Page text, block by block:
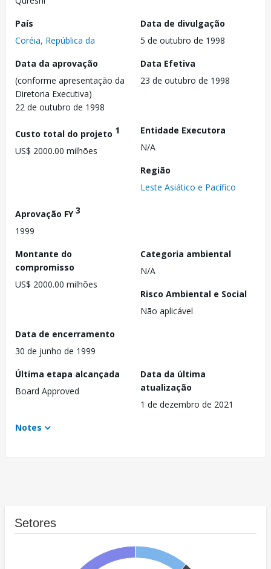
País
Coréia, República da
Data de divulgação
5 de outubro de 1998
Data da aprovação
(conforme apresentação da
Diretoria Executiva)
22 de outubro de 1998
Data Efetiva
23 de outubro de 1998
Custo total do projeto 1
US$ 2000.00 milhões
Entidade Executora
N/A
Região
Leste Asiático e Pacífico
Aprovação FY3
1999
Montante do
compromisso
US$ 2000.00 milhões
Categoria ambiental
N/A
Risco Ambiental e Social
Não aplicável
Data de encerramento
30 de junho de 1999
Última etapa alcançada
Board Approved
Data da última
atualização
1 de dezembro de 2021
Notes
Setores